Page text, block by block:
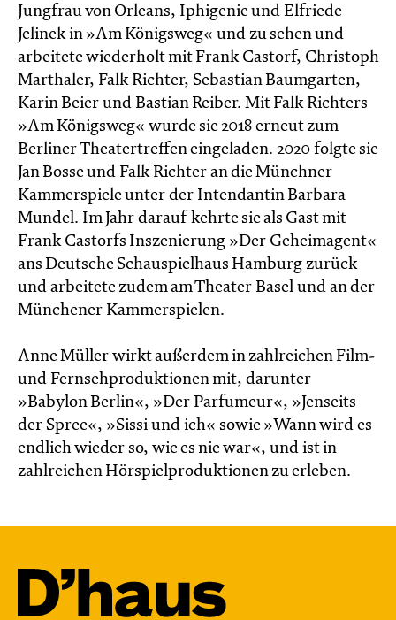
Jungfrau von Orleans, Iphigenie und Elfriede
Jelinek in »Am Königsweg« und zu sehen und
arbeitete wiederholt mit Frank Castorf, Christoph
Marthaler, Falk Richter, Sebastian Baumgarten,
Karin Beier und Bastian Reiber. Mit Falk Richters
»Am Königsweg« wurde sie 2018 erneut zum
Berliner Theatertreffen eingeladen. 2020 folgte sie
Jan Bosse und Falk Richter an die Münchner
Kammerspiele unter der Intendantin Barbara
Mundel. Im Jahr darauf kehrte sie als Gast mit
Frank Castorfs Inszenierung »Der Geheimagent«
ans Deutsche Schauspielhaus Hamburg zurück
und arbeitete zudem am Theater Basel und an der
Münchener Kammerspielen.
Anne Müller wirkt außerdem in zahlreichen Film-
und Fernsehproduktionen mit, darunter
»Babylon Berlin«, »Der Parfumeur«, »Jenseits
der Spree«, »Sissi und ich« sowie »Wann wird es
endlich wieder so, wie es nie war«, und ist in
zahlreichen Hörspielproduktionen zu erleben.